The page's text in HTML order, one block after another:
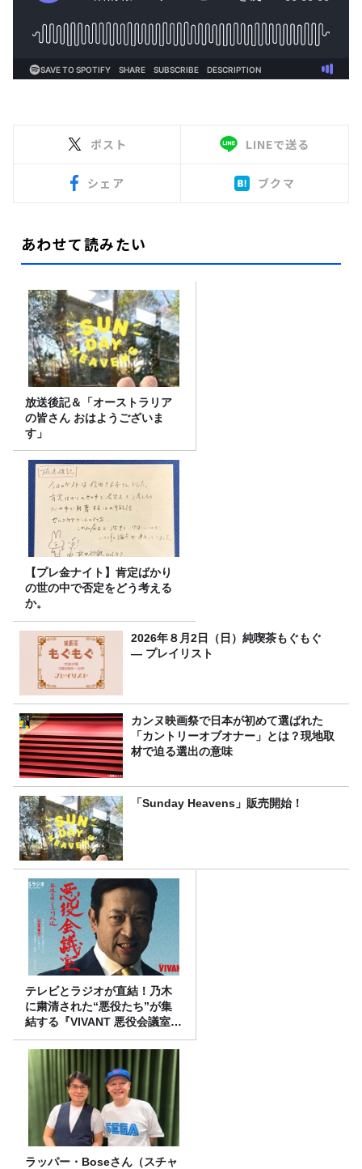
ポスト LINEで送る
シェア ブクマ
あわせて読みたい
放送後記＆「オーストラリア
の皆さん おはようございま
す」
【プレ金ナイト】肯定ばかり
の世の中で否定をどう考える
か。
2026年８月2日（日）純喫茶もぐもぐ
― プレイリスト
カンヌ映画祭で日本が初めて選ばれた
「カントリーオブオナー」とは？現地取
材で迫る選出の意味
「Sunday Heavens」販売開始！
テレビとラジオが直結！乃木
に粛清された“悪役たち”が集
結する『VIVANT 悪役会議室』
7/26(日)23時スタート！
ラッパー・Boseさん（スチャ